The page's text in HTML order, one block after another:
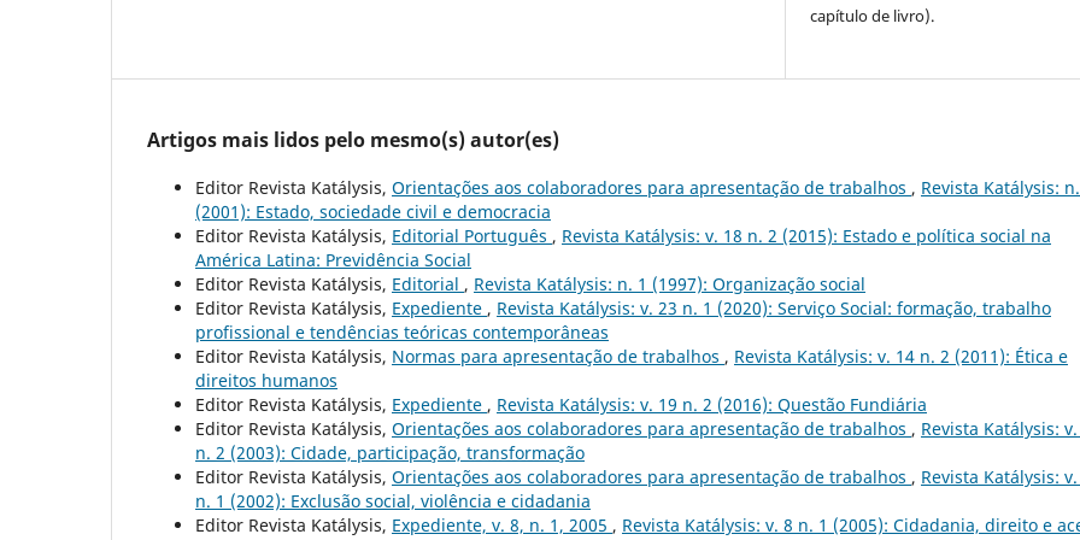
capítulo de livro).
Artigos mais lidos pelo mesmo(s) autor(es)
Editor Revista Katálysis, Orientações aos colaboradores para apresentação de trabalhos , Revista Katálysis:
(2001): Estado, sociedade civil e democracia
Editor Revista Katálysis, Editorial Português , Revista Katálysis: v. 18 n. 2 (2015): Estado e política social na
América Latina: Previdência Social
Editor Revista Katálysis, Editorial , Revista Katálysis: n. 1 (1997): Organização social
Editor Revista Katálysis, Expediente , Revista Katálysis: v. 23 n. 1 (2020): Serviço Social: formação, trabalho
profissional e tendências teóricas contemporâneas
Editor Revista Katálysis, Normas para apresentação de trabalhos , Revista Katálysis: v. 14 n. 2 (2011): Ética e
direitos humanos
Editor Revista Katálysis, Expediente , Revista Katálysis: v. 19 n. 2 (2016): Questão Fundiária
Editor Revista Katálysis, Orientações aos colaboradores para apresentação de trabalhos , Revista Katálysis:
n. 2 (2003): Cidade, participação, transformação
Editor Revista Katálysis, Orientações aos colaboradores para apresentação de trabalhos , Revista Katálysis:
n. 1 (2002): Exclusão social, violência e cidadania
Editor Revista Katálysis, Expediente, v. 8, n. 1, 2005 , Revista Katálysis: v. 8 n. 1 (2005): Cidadania, direito e